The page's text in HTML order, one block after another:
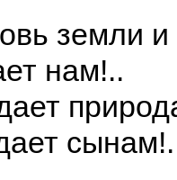
и
нам!..